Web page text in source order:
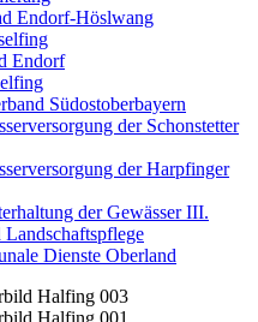
Endorf-Höslwang
Endorf
Südostoberbayern
der Schonstetter
der Harpfinger
der Gewässer III.
Dienste Oberland